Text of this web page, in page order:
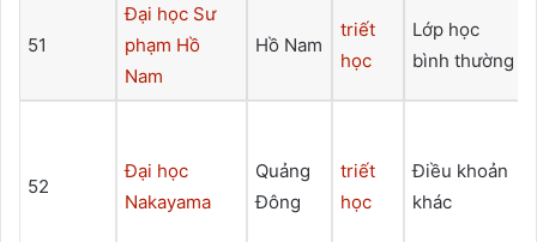
51
Đại học Sư
phạm Hồ
Nam
Hồ Nam
triết
học
Lớp học
bình thường
52
Đại học
Nakayama
Quảng
Đông
triết
học
Điều khoản
khác